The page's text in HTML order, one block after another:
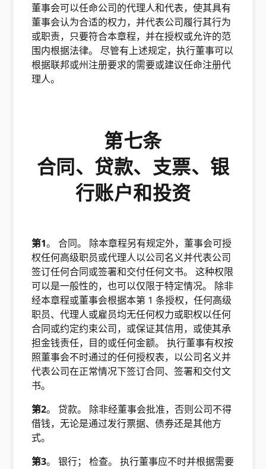
董事会可以任命公司的代理人和代表，使其具有
董事会认为合适的权力，并代表公司履行其行为
或职责，只要符合本章程，并在授权或允许的范
围内根据法律。 尽管有上述规定，执行董事可以
根据联邦或州注册要求的需要或建议任命注册代
理人。
第七条
合同、贷款、支票、银
行账户和投资
第1。 合同。 除本章程另有规定外，董事会可授
权任何高级职员或代理人以公司名义并代表公司
签订任何合同或签署和交付任何文书。 这种权限
可以是一般性的，也可以仅限于特定情况。 除非
经本章程或董事会根据本第 1 条授权，任何高级
职员、代理人或雇员均无任何权力或职权以任何
合同或约定约束公司，或保证其信用，或使其承
担金钱责任，目的或任何金额。 执行董事有权按
照董事会不时通过的任何授权表，以公司名义并
代表公司在正常情况下签订合同、签署和交付文
书。
第2。 贷款。 除非经董事会批准，否则公司不得
借钱，无论是通过发行票据、债券还是其他方
式。
第3。 银行； 检查。 执行董事应不时并根据需要